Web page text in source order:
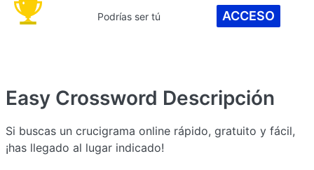
Podrías ser tú ACCESO
Easy Crossword Descripción
Si buscas un crucigrama online rápido, gratuito y fácil,
¡has llegado al lugar indicado!